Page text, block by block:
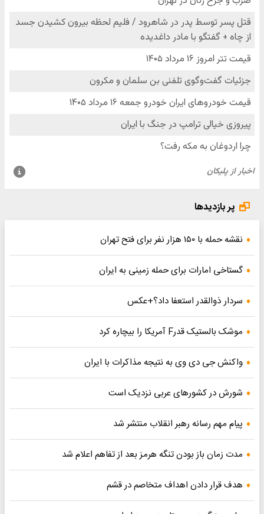
پر بازدیدها
نقشه حمله با ۱۵۰ هزار نفر برای فتح تهران
گستاخی امارات برای حمله زمینی به ایران
سردار ذوالقدر استعفا داد؟+عکس
موشک بالستیک قدرF آمریکا را بیچاره کرد
واکنش جی دی وی به نتیجه مذاکرات با ایران
شورش در کشورهای عربی نزدیک است
پیام مهم رسانه رهبر انقلاب منتشر شد
مدت زمان باز بودن تنگه هرمز بعد از تفاهم اعلام شد
هدف قرار دادن اهداف متخاصم در قشم